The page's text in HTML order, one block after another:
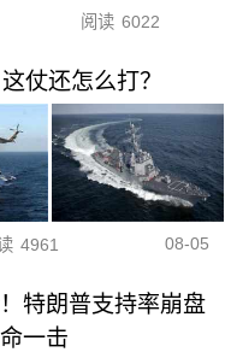
阅读 6022
仗还怎么打？
4961 08-05
特朗普支持率崩盘
一击